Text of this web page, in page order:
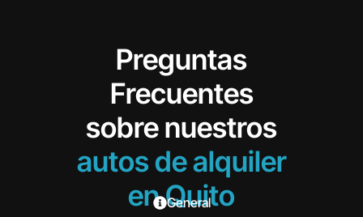
Preguntas
Frecuentes
sobre nuestros
autos de alquiler
en Quito
General